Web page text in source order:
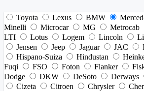
Toyota Lexus BMW
Minelli
Microcar MG Metrocab
LTI
Lotus Logem Lincoln
Jensen
Jeep Jaguar JAC
Hispano-Suiza
Hindustan
Fuqi
FSO Foton Flanker
Dodge
DKW DeSoto Derways
Cizeta
Citroen Chrysler